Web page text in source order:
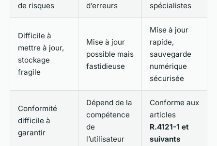
de risques
d’erreurs
spécialistes
Difficile à
mettre à jour,
stockage
fragile
Mise à jour
possible mais
fastidieuse
Mise à jour
rapide,
sauvegarde
numérique
sécurisée
Conformité
difficile à
garantir
Dépend de la
compétence
de
l’utilisateur
Conforme aux
articles
R.4121-1 et
suivants